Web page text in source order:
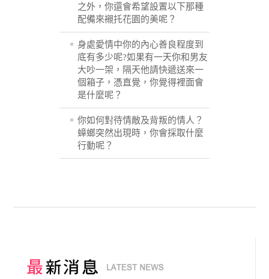
之外，你還會希望設置以下那種
配備來襯托花園的美呢？
身處愛情中你的內心善良程度到
底有多少呢?如果有一天你和男友
大吵一架，隔天他請快遞送來一
個箱子，憑直覺，你覺得裡面會
是什麼呢？
你如何對待情敵及背叛的情人？
蟑螂突然出現時，你會採取什麼
行動呢？